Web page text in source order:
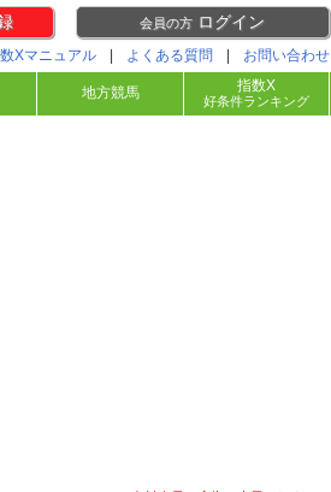
会員の方 ログイン
Xマニュアル よくある質問 お問い合わせ
地方競馬 指数X
好条件ランキング